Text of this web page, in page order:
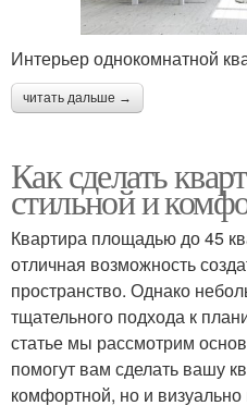
Интерьер однокомнатной
читать дальше →
Как сделать
стильной и
Квартира площадью до 45
отличная возможность
пространство. Однако
тщательного подхода к
статье мы рассмотрим
помогут вам сделать вашу
комфортной, но и визуально